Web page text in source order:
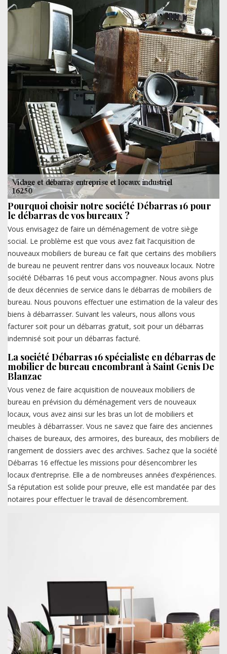
Pourquoi choisir notre société Débarras 16 pour
le débarras de vos bureaux ?
Vous envisagez de faire un déménagement de votre siège
social. Le problème est que vous avez fait l’acquisition de
nouveaux mobiliers de bureau ce fait que certains des mobiliers
de bureau ne peuvent rentrer dans vos nouveaux locaux. Notre
société Débarras 16 peut vous accompagner. Nous avons plus
de deux décennies de service dans le débarras de mobiliers de
bureau. Nous pouvons effectuer une estimation de la valeur des
biens à débarrasser. Suivant les valeurs, nous allons vous
facturer soit pour un débarras gratuit, soit pour un débarras
indemnisé soit pour un débarras facturé.
La société Débarras 16 spécialiste en débarras de
mobilier de bureau encombrant à Saint Genis De
Blanzac
Vous venez de faire acquisition de nouveaux mobiliers de
bureau en prévision du déménagement vers de nouveaux
locaux, vous avez ainsi sur les bras un lot de mobiliers et
meubles à débarrasser. Vous ne savez que faire des anciennes
chaises de bureaux, des armoires, des bureaux, des mobiliers de
rangement de dossiers avec des archives. Sachez que la société
Débarras 16 effectue les missions pour désencombrer les
locaux d’entreprise. Elle a de nombreuses années d’expériences.
Sa réputation est solide pour preuve, elle est mandatée par des
notaires pour effectuer le travail de désencombrement.